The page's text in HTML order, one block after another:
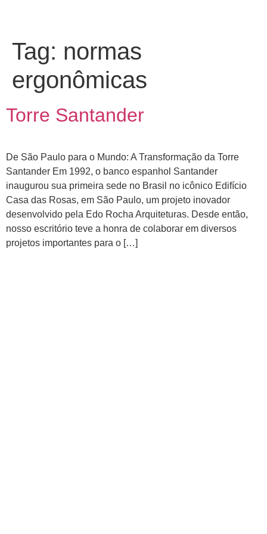
Tag: normas
ergonômicas
Torre Santander
De São Paulo para o Mundo: A Transformação da Torre
Santander Em 1992, o banco espanhol Santander
inaugurou sua primeira sede no Brasil no icônico Edifício
Casa das Rosas, em São Paulo, um projeto inovador
desenvolvido pela Edo Rocha Arquiteturas. Desde então,
nosso escritório teve a honra de colaborar em diversos
projetos importantes para o […]